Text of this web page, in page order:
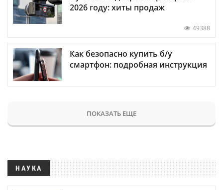
2026 году: хиты продаж
49388
Как безопасно купить б/у
смартфон: подробная инструкция
ПОКАЗАТЬ ЕЩЕ
НАУКА